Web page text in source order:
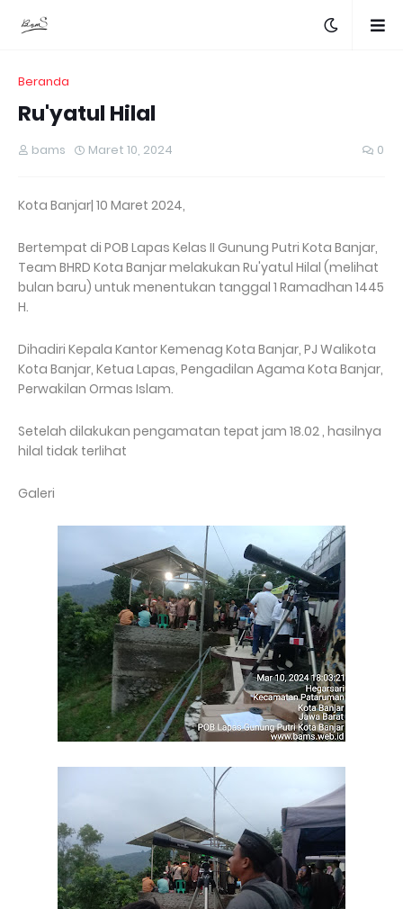
Beranda
Ru'yatul Hilal
bams Maret 10, 2024 0
Kota Banjar| 10 Maret 2024,
Bertempat di POB Lapas Kelas II Gunung Putri Kota Banjar,
Team BHRD Kota Banjar melakukan Ru'yatul Hilal (melihat
bulan baru) untuk menentukan tanggal 1 Ramadhan 1445
H.
Dihadiri Kepala Kantor Kemenag Kota Banjar, PJ Walikota
Kota Banjar, Ketua Lapas, Pengadilan Agama Kota Banjar,
Perwakilan Ormas Islam.
Setelah dilakukan pengamatan tepat jam 18.02 , hasilnya
hilal tidak terlihat
Galeri